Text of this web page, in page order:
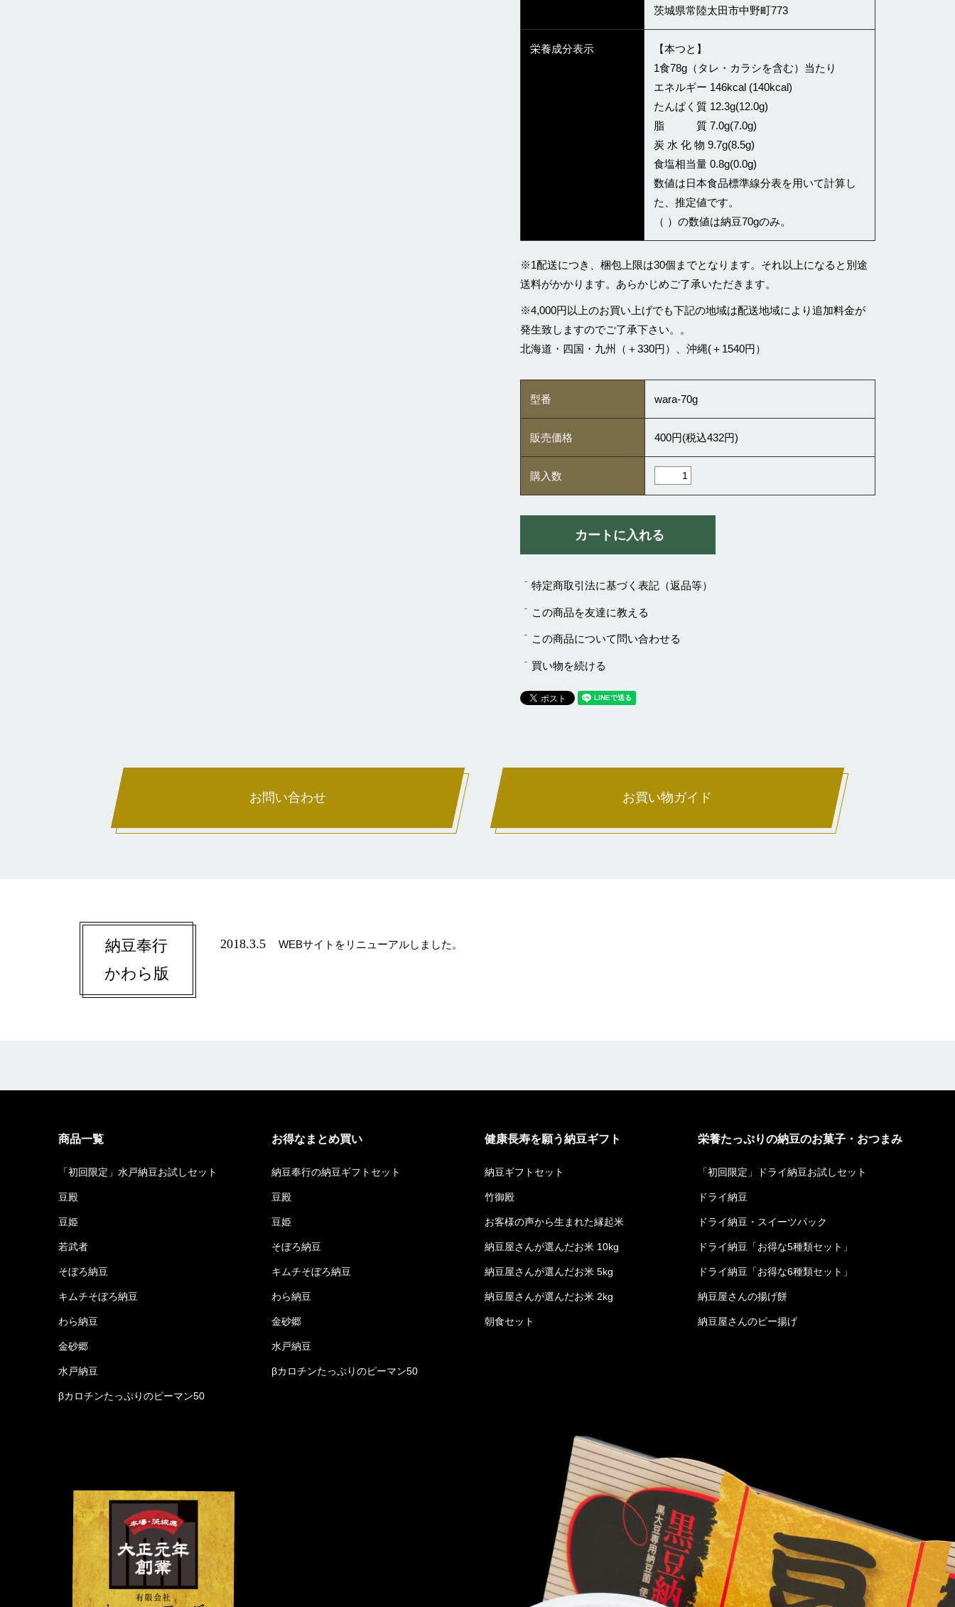
茨城県常陸太田市中野町773
栄養成分表示
【本つと】
1食78g（タレ・カラシを含む）当たり
エネルギー 146kcal (140kcal)
たんぱく質 12.3g(12.0g)
脂 質 7.0g(7.0g)
炭 水 化 物 9.7g(8.5g)
食塩相当量 0.8g(0.0g)
数値は日本食品標準線分表を用いて計算し
た、推定値です。
（ ）の数値は納豆70gのみ。
※1配送につき、梱包上限は30個までとなります。それ以上になると別途
送料がかかります。あらかじめご了承いただきます。
※4,000円以上のお買い上げでも下記の地域は配送地域により追加料金が
発生致しますのでご了承下さい。。
北海道・四国・九州（＋330円）、沖縄(＋1540円）
型番 wara-70g
販売価格 400円(税込432円)
購入数
特定商取引法に基づく表記（返品等）
この商品を友達に教える
この商品について問い合わせる
買い物を続ける
お問い合わせ お買い物ガイド
納豆奉行
かわら版
2018.3.5 WEBサイトをリニューアルしました。
商品一覧
「初回限定」水戸納豆お試しセット
豆殿
豆姫
若武者
そぼろ納豆
キムチそぼろ納豆
わら納豆
金砂郷
水戸納豆
βカロチンたっぷりのピーマン50
お得なまとめ買い
納豆奉行の納豆ギフトセット
豆殿
豆姫
そぼろ納豆
キムチそぼろ納豆
わら納豆
金砂郷
水戸納豆
βカロチンたっぷりのピーマン50
健康長寿を願う納豆ギフト
納豆ギフトセット
竹御殿
お客様の声から生まれた縁起米
納豆屋さんが選んだお米 10kg
納豆屋さんが選んだお米 5kg
納豆屋さんが選んだお米 2kg
朝食セット
栄養たっぷりの納豆のお菓子・おつまみ
「初回限定」ドライ納豆お試しセット
ドライ納豆
ドライ納豆・スイーツパック
ドライ納豆「お得な5種類セット」
ドライ納豆「お得な6種類セット」
納豆屋さんの揚げ餅
納豆屋さんのピー揚げ